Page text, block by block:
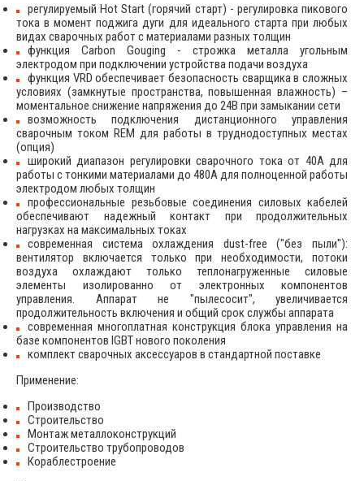
регулируемый Hot Start (горячий старт) - регулировка пикового
тока в момент поджига дуги для идеального старта при любых
видах сварочных работ с материалами разных толщин
функция Carbon Gouging - строжка металла угольным
электродом при подключении устройства подачи воздуха
функция VRD обеспечивает безопасность сварщика в сложных
условиях (замкнутые пространства, повышенная влажность) –
моментальное снижение напряжения до 24В при замыкании сети
возможность подключения дистанционного управления
сварочным током REM для работы в труднодоступных местах
(опция)
широкий диапазон регулировки сварочного тока от 40А для
работы с тонкими материалами до 480А для полноценной работы
электродом любых толщин
профессиональные резьбовые соединения силовых кабелей
обеспечивают надежный контакт при продолжительных
нагрузках на максимальных токах
современная система охлаждения dust-free ("без пыли"):
вентилятор включается только при необходимости, потоки
воздуха охлаждают только теплонагруженные силовые
элементы изолированно от электронных компонентов
управления. Аппарат не "пылесосит", увеличивается
продолжительность включения и общий срок службы аппарата
современная многоплатная конструкция блока управления на
базе компонентов IGBT нового поколения
комплект сварочных аксессуаров в стандартной поставке
Применение:
Производство
Строительство
Монтаж металлоконструкций
Строительство трубопроводов
Кораблестроение